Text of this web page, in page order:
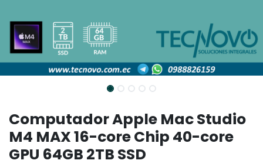
Computador Apple Mac Studio
M4 MAX 16-core Chip 40-core
GPU 64GB 2TB SSD